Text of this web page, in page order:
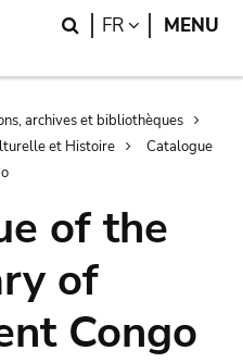
Search
FR LANGUAGE
MENU
archives et bibliothèques
et Histoire
Catalogue
of the
of
Congo